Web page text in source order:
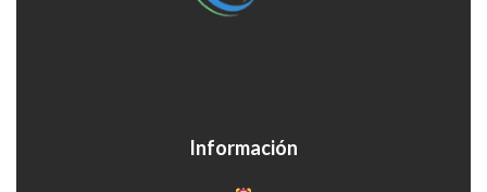
Información